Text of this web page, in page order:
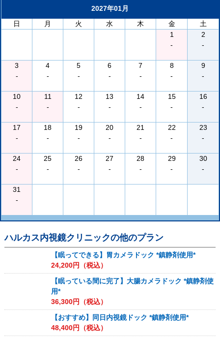
2027年01月
日
月 火 水 木 金
土
1
-
2
-
3
-
4
-
5
-
6
-
7
-
8
-
9
-
10
-
11
-
12
-
13
-
14
-
15
-
16
-
17
-
18
-
19
-
20
-
21
-
22
-
23
-
24
-
25
-
26
-
27
-
28
-
29
-
30
-
31
-
ハルカス内視鏡クリニックの他のプラン
【眠ってできる】胃カメラドック *鎮静剤使用*
24,200円（税込）
【眠っている間に完了】大腸カメラドック *鎮静剤使
用*
36,300円（税込）
【おすすめ】同日内視鏡ドック *鎮静剤使用*
48,400円（税込）